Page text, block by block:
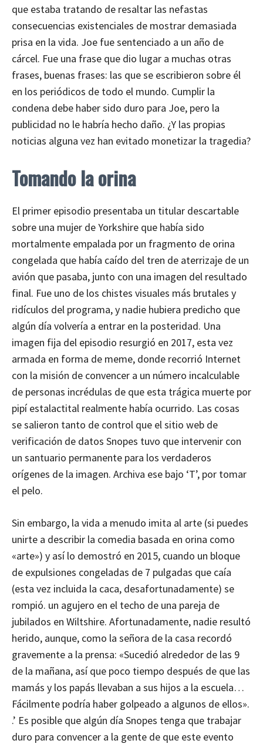
que estaba tratando de resaltar las nefastas
consecuencias existenciales de mostrar demasiada
prisa en la vida. Joe fue sentenciado a un año de
cárcel. Fue una frase que dio lugar a muchas otras
frases, buenas frases: las que se escribieron sobre él
en los periódicos de todo el mundo. Cumplir la
condena debe haber sido duro para Joe, pero la
publicidad no le habría hecho daño. ¿Y las propias
noticias alguna vez han evitado monetizar la tragedia?
Tomando la orina
El primer episodio presentaba un titular descartable
sobre una mujer de Yorkshire que había sido
mortalmente empalada por un fragmento de orina
congelada que había caído del tren de aterrizaje de un
avión que pasaba, junto con una imagen del resultado
final. Fue uno de los chistes visuales más brutales y
ridículos del programa, y ​​nadie hubiera predicho que
algún día volvería a entrar en la posteridad. Una
imagen fija del episodio resurgió en 2017, esta vez
armada en forma de meme, donde recorrió Internet
con la misión de convencer a un número incalculable
de personas incrédulas de que esta trágica muerte por
pipí estalactital realmente había ocurrido. Las cosas
se salieron tanto de control que el sitio web de
verificación de datos Snopes tuvo que intervenir con
un santuario permanente para los verdaderos
orígenes de la imagen. Archiva ese bajo ‘T’, por tomar
el pelo.
Sin embargo, la vida a menudo imita al arte (si puedes
unirte a describir la comedia basada en orina como
«arte») y así lo demostró en 2015, cuando un bloque
de expulsiones congeladas de 7 pulgadas que caía
(esta vez incluida la caca, desafortunadamente) se
rompió. un agujero en el techo de una pareja de
jubilados en Wiltshire. Afortunadamente, nadie resultó
herido, aunque, como la señora de la casa recordó
gravemente a la prensa: «Sucedió alrededor de las 9
de la mañana, así que poco tiempo después de que las
mamás y los papás llevaban a sus hijos a la escuela…
Fácilmente podría haber golpeado a algunos de ellos».
.’ Es posible que algún día Snopes tenga que trabajar
duro para convencer a la gente de que este evento